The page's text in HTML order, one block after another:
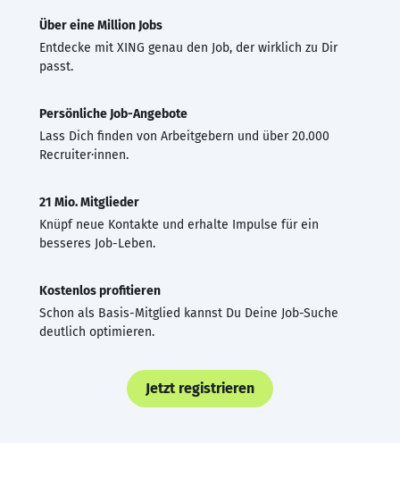
Über eine Million Jobs
Entdecke mit XING genau den Job, der wirklich zu Dir
passt.
Persönliche Job-Angebote
Lass Dich finden von Arbeitgebern und über 20.000
Recruiter·innen.
21 Mio. Mitglieder
Knüpf neue Kontakte und erhalte Impulse für ein
besseres Job-Leben.
Kostenlos profitieren
Schon als Basis-Mitglied kannst Du Deine Job-Suche
deutlich optimieren.
Jetzt registrieren